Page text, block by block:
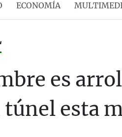
ECONOMÍA
es
esta